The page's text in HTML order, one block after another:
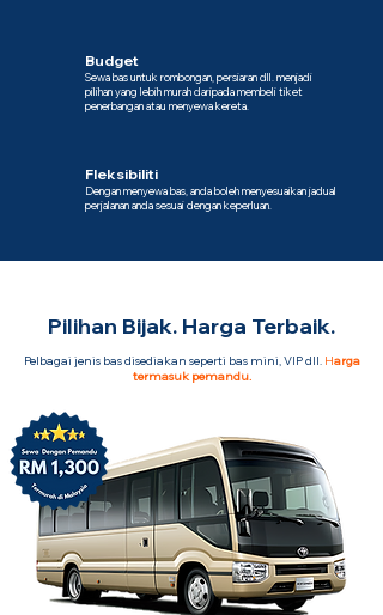
Budget
Sewa bas untuk rombongan, persiaran dll. menjadi
pilihan yang lebih murah daripada membeli tiket
penerbangan atau menyewa kereta.
Fleksibiliti
Dengan menyewa bas, anda boleh menyesuaikan jadual
perjalanan anda sesuai dengan keperluan.
Pilihan Bijak. Harga Terbaik.
Pelbagai jenis bas disediakan seperti bas mini, VIP dll. Harga
termasuk pemandu.